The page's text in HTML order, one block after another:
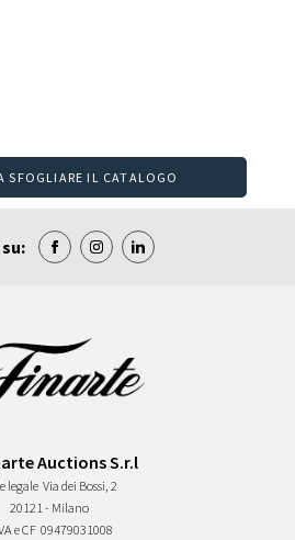
SFOGLIARE IL CATALOGO
Auctions S.r.l
legale Via dei Bossi, 2
20121 - Milano
e CF 09479031008